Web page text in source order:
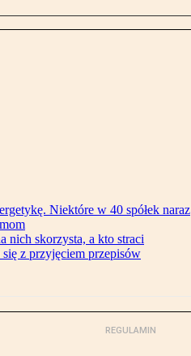
Niektóre w 40 spółek naraz
nich skorzysta, a kto straci
z przyjęciem przepisów
REGULAMIN